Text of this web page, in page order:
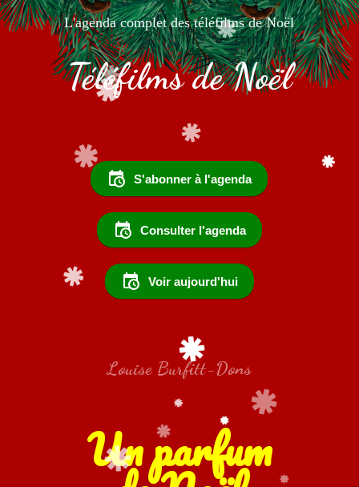
L'agenda complet des téléfilms de Noël
Téléfilms de Noël
S'abonner à l'agenda
Consulter l'agenda
Voir aujourd'hui
Louise Burfitt-Dons
Un parfum